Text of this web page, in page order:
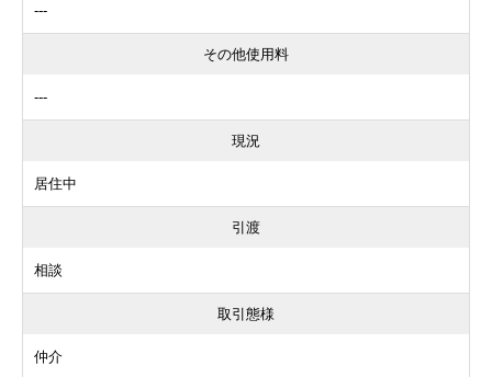
---
その他使用料
---
現況
居住中
引渡
相談
取引態様
仲介